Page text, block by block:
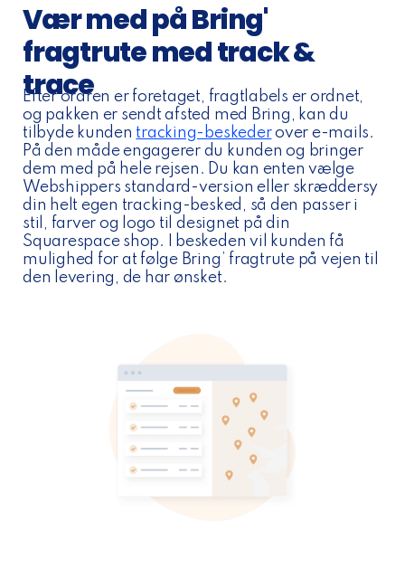
Vær med på Bring'
fragtrute med track &
trace
Efter ordren er foretaget, fragtlabels er ordnet,
og pakken er sendt afsted med Bring, kan du
tilbyde kunden tracking-beskederover e-mails.
På den måde engagerer du kunden og bringer
dem med på hele rejsen. Du kan enten vælge
Webshippers standard-version eller skræddersy
din helt egen tracking-besked, så den passer i
stil, farver og logo til designet på din
Squarespace shop. I beskeden vil kunden få
mulighed for at følge Bring’ fragtrute på vejen til
den levering, de har ønsket.